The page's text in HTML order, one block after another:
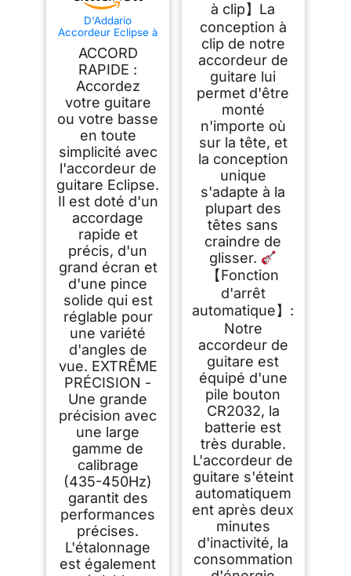
D'Addario
Accordeur Eclipse à
Noir
ACCORD
RAPIDE :
Accordez
votre guitare
ou votre basse
en toute
simplicité avec
l'accordeur de
guitare Eclipse.
Il est doté d'un
accordage
rapide et
précis, d'un
grand écran et
d'une pince
solide qui est
réglable pour
une variété
d'angles de
vue. EXTRÊME
PRÉCISION -
Une grande
précision avec
une large
gamme de
calibrage
(435-450Hz)
garantit des
performances
précises.
L'étalonnage
est également
à clip】La
conception à
clip de notre
accordeur de
guitare lui
permet d'être
monté
n'importe où
sur la tête, et
la conception
unique
s'adapte à la
plupart des
têtes sans
craindre de
glisser.
【Fonction
d'arrêt
automatique】:
Notre
accordeur de
guitare est
équipé d'une
pile bouton
CR2032, la
batterie est
très durable.
L'accordeur de
guitare s'éteint
automatiquem
ent après deux
minutes
d'inactivité, la
consommation